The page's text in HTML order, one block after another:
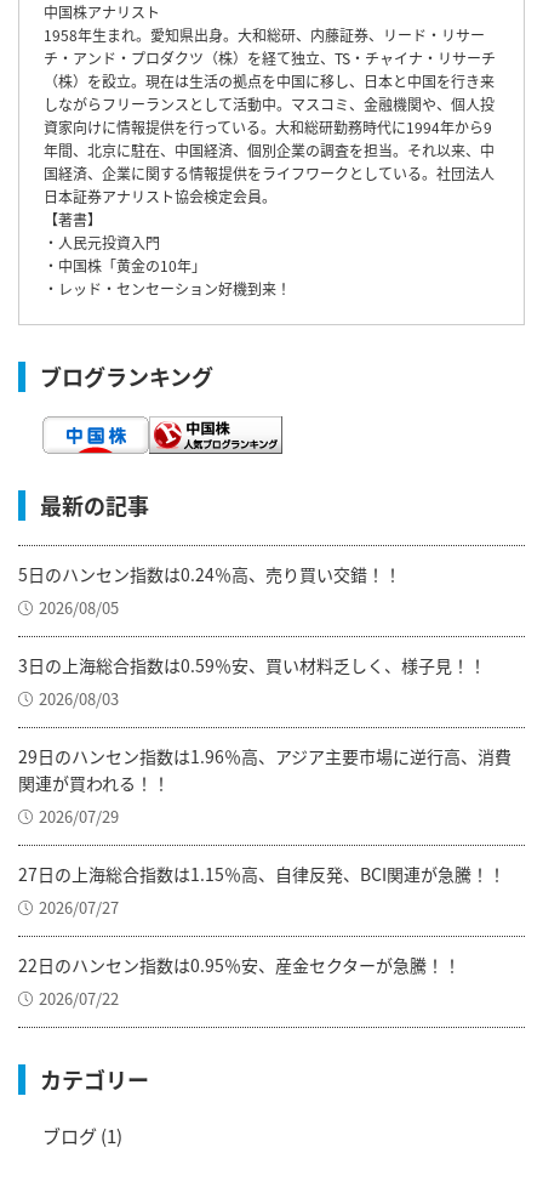
中国株アナリスト
1958年生まれ。愛知県出身。大和総研、内藤証券、リード・リサー
チ・アンド・プロダクツ（株）を経て独立、TS・チャイナ・リサーチ
（株）を設立。現在は生活の拠点を中国に移し、日本と中国を行き来
しながらフリーランスとして活動中。マスコミ、金融機関や、個人投
資家向けに情報提供を行っている。大和総研勤務時代に1994年から9
年間、北京に駐在、中国経済、個別企業の調査を担当。それ以来、中
国経済、企業に関する情報提供をライフワークとしている。社団法人
日本証券アナリスト協会検定会員。
【著書】
・人民元投資入門
・中国株「黄金の10年」
・レッド・センセーション好機到来！
ブログランキング
最新の記事
5日のハンセン指数は0.24％高、売り買い交錯！！
2026/08/05
3日の上海総合指数は0.59％安、買い材料乏しく、様子見！！
2026/08/03
29日のハンセン指数は1.96％高、アジア主要市場に逆行高、消費
関連が買われる！！
2026/07/29
27日の上海総合指数は1.15％高、自律反発、BCI関連が急騰！！
2026/07/27
22日のハンセン指数は0.95％安、産金セクターが急騰！！
2026/07/22
カテゴリー
ブログ(1)